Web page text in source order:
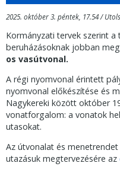
2025. október 3. péntek, 17.54 /
Kormányzati tervek szerint
beruházásoknak jobban
os vasútvonal.
A régi nyomvonal érintett
nyomvonal előkészítése és
Nagykereki között október
vonatforgalom: a vonatok
utasokat.
Az útvonalat és menetrendet
utazásuk megtervezésére az